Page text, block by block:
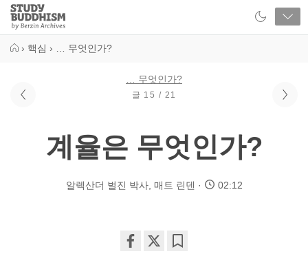
Close
Study
Buddhism
› 핵심 › … 무엇인가?
… 무엇인가?
글 15 / 21
계율은 무엇인가?
알렉산더 벌진 박사, 매트 린덴 02:12